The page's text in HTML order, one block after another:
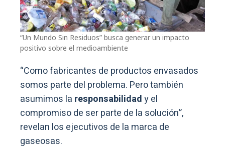
“Un Mundo Sin Residuos” busca generar un impacto
positivo sobre el medioambiente
“Como fabricantes de productos envasados
somos parte del problema. Pero también
asumimos la responsabilidady el
compromiso de ser parte de la solución”,
revelan los ejecutivos de la marca de
gaseosas.